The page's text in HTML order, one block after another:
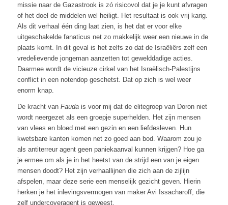
missie naar de Gazastrook is zó risicovol dat je je kunt afvragen
of het doel de middelen wel heiligt. Het resultaat is ook vrij karig.
Als dit verhaal één ding laat zien, is het dat er voor elke
uitgeschakelde fanaticus net zo makkelijk weer een nieuwe in de
plaats komt. In dit geval is het zelfs zo dat de Israëliërs zelf een
vredelievende jongeman aanzetten tot gewelddadige acties.
Daarmee wordt de vicieuze cirkel van het Israëlisch-Palestijns
conflict in een notendop geschetst. Dat op zich is wel weer
enorm knap.
De kracht van Faudais voor mij dat de elitegroep van Doron niet
wordt neergezet als een groepje superhelden. Het zijn mensen
van vlees en bloed met een gezin en een liefdesleven. Hun
kwetsbare kanten komen net zo goed aan bod. Waarom zou je
als antiterreur agent geen paniekaanval kunnen krijgen? Hoe ga
je ermee om als je in het heetst van de strijd een van je eigen
mensen doodt? Het zijn verhaallijnen die zich aan de zijlijn
afspelen, maar deze serie een menselijk gezicht geven. Hierin
herken je het inlevingsvermogen van maker Avi Issacharoff, die
zelf undercoveragent is geweest.